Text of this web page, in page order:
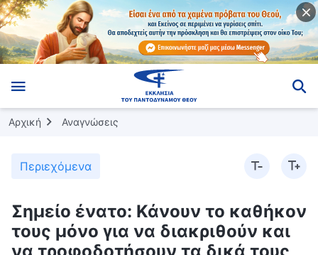
Αρχική Αναγνώσεις
Περιεχόμενα
Σημείο ένατο: Κάνουν το καθήκον
τους μόνο για να διακριθούν και
να τροφοδοτήσουν τα δικά τους